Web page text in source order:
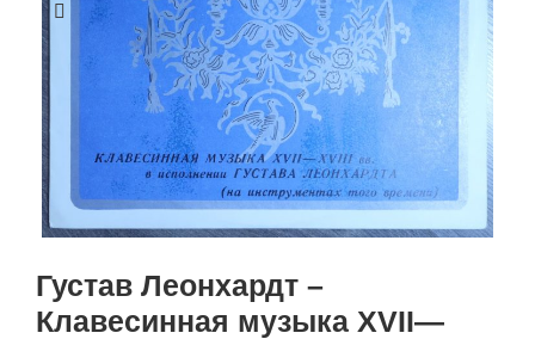
Густав Леонхардт –
Клавесинная музыка XVII—